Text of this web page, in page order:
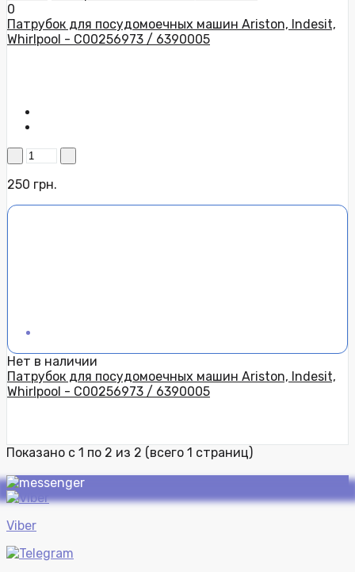
0
Патрубок для посудомоечных машин Ariston, Indesit,
Whirlpool - C00256973 / 6390005
250 грн.
Нет в наличии
Патрубок для посудомоечных машин Ariston, Indesit,
Whirlpool - C00256973 / 6390005
Показано с 1 по 2 из 2 (всего 1 страниц)
Viber